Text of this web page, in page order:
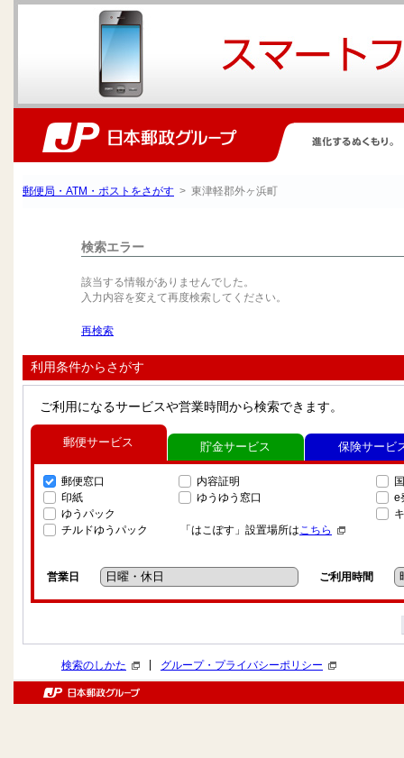
郵便局・ATM・ポストをさがす > 東津軽郡外ヶ浜町
検索エラー
該当する情報がありませんでした。
入力内容を変えて再度検索してください。
再検索
利用条件からさがす
ご利用になるサービスや営業時間から検索できます。
郵便サービス
郵便窓口
印紙
ゆうパック
チルドゆうパック
内容証明
ゆうゆう窓口
「はこぽす」設置場所はこちら
e
営業日 ご利用時間
貯金サービス 保険サービ
検索のしかた グループ・プライバシーポリシー